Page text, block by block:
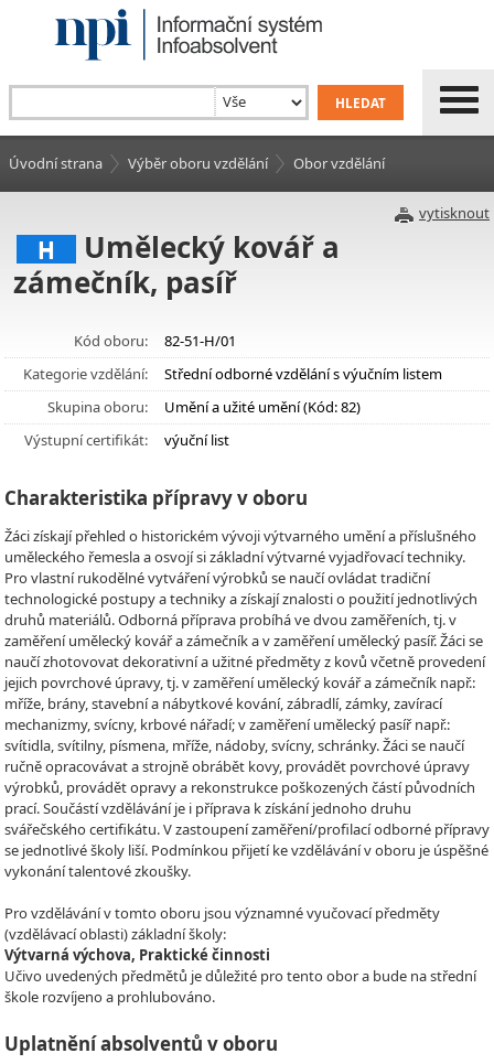
Úvodní strana Výběr oboru vzdělání Obor vzdělání
vytisknout
H
Umělecký kovář a
zámečník, pasíř
Kód oboru:
82-51-H/01
Kategorie vzdělání:
Střední odborné vzdělání s výučním listem
Skupina oboru:
Umění a užité umění (Kód: 82)
Výstupní certifikát:
výuční list
Charakteristika přípravy v oboru
Žáci získají přehled o historickém vývoji výtvarného umění a příslušného
uměleckého řemesla a osvojí si základní výtvarné vyjadřovací techniky.
Pro vlastní rukodělné vytváření výrobků se naučí ovládat tradiční
technologické postupy a techniky a získají znalosti o použití jednotlivých
druhů materiálů. Odborná příprava probíhá ve dvou zaměřeních, tj. v
zaměření umělecký kovář a zámečník a v zaměření umělecký pasíř. Žáci se
naučí zhotovovat dekorativní a užitné předměty z kovů včetně provedení
jejich povrchové úpravy, tj. v zaměření umělecký kovář a zámečník např.:
mříže, brány, stavební a nábytkové kování, zábradlí, zámky, zavírací
mechanizmy, svícny, krbové nářadí; v zaměření umělecký pasíř např.:
svítidla, svítilny, písmena, mříže, nádoby, svícny, schránky. Žáci se naučí
ručně opracovávat a strojně obrábět kovy, provádět povrchové úpravy
výrobků, provádět opravy a rekonstrukce poškozených částí původních
prací. Součástí vzdělávání je i příprava k získání jednoho druhu
svářečského certifikátu. V zastoupení zaměření/profilací odborné přípravy
se jednotlivé školy liší. Podmínkou přijetí ke vzdělávání v oboru je úspěšné
vykonání talentové zkoušky.
Pro vzdělávání v tomto oboru jsou významné vyučovací předměty
(vzdělávací oblasti) základní školy:
Výtvarná výchova, Praktické činnosti
Učivo uvedených předmětů je důležité pro tento obor a bude na střední
škole rozvíjeno a prohlubováno.
Uplatnění absolventů v oboru